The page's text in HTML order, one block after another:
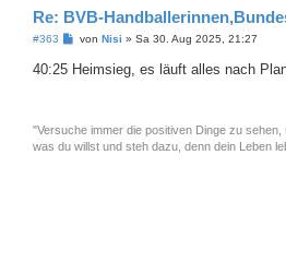
Re: BVB-
#363
B
i
t
von Nisi » Sa 30. Aug 2025, 21:27
40:25 Heimsieg, es läuft alles nach
"Versuche immer die positiven Dinge zu
was du willst und steh dazu, denn dein Leben